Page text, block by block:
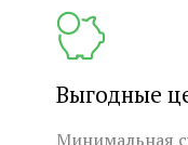
Выгодные
Минимальная